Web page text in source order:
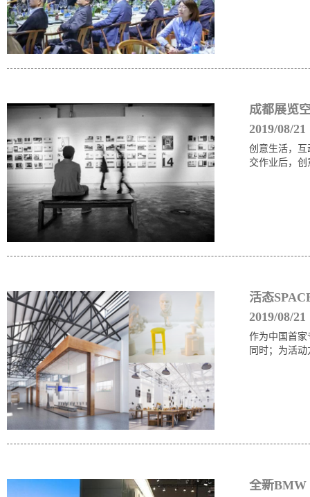
成都展览
2019/08/21
创意生活，
交作业后，
活态
2019/08/21
作为中国首家
同时；为活
全新BMW